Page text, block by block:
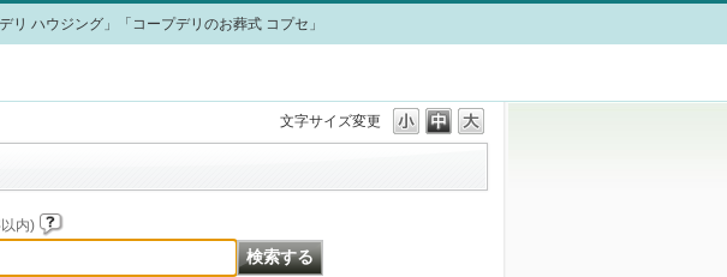
ハウジング」「コープデリのお葬式 コプセ」
文字サイズ変更
内)